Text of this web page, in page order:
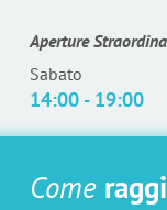
Aperture
Sabato
14:00 - 19:00
Come